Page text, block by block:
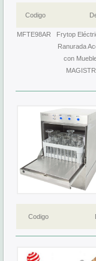
Codigo
MFTE98AR
Frytop
Ranurada
con
Codigo